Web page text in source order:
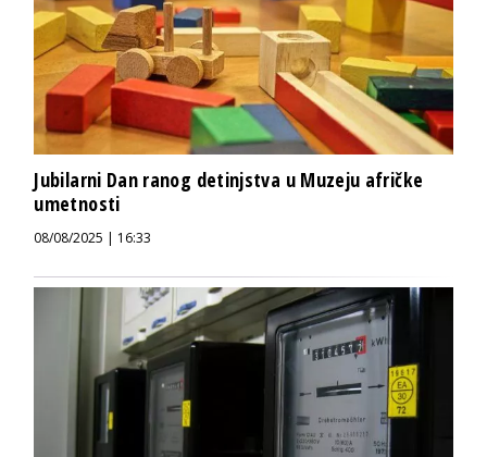
Jubilarni Dan ranog detinjstva u Muzeju afričke
umetnosti
08/08/2025 | 16:33